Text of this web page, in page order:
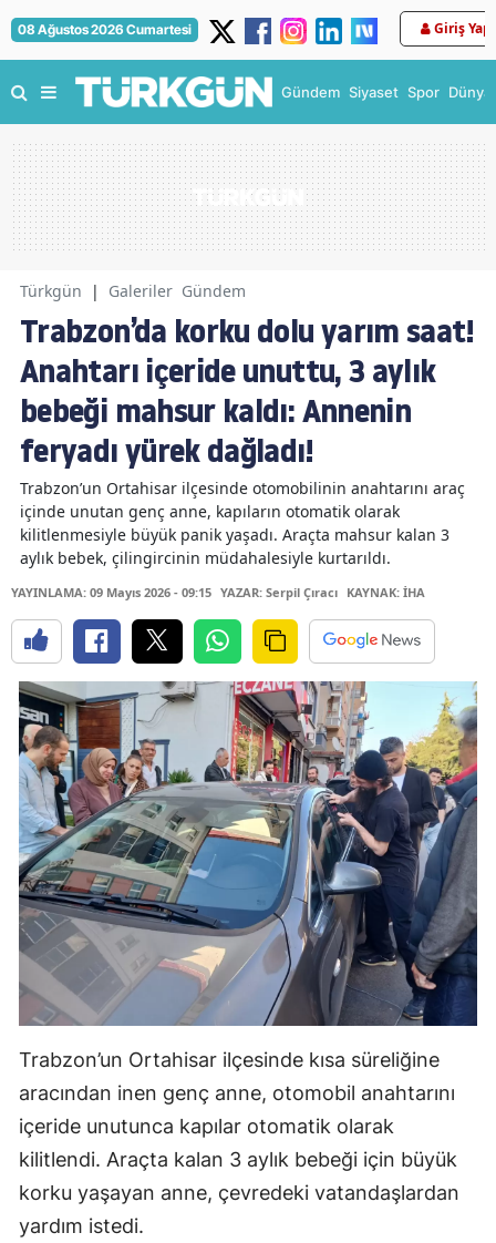
08 Ağustos 2026 Cumartesi Giriş Yap
Gündem Siyaset Spor Dünya
Türkgün | Galeriler Gündem
Trabzon’da korku dolu yarım saat!
Anahtarı içeride unuttu, 3 aylık
bebeği mahsur kaldı: Annenin
feryadı yürek dağladı!
Trabzon’un Ortahisar ilçesinde otomobilinin anahtarını araç
içinde unutan genç anne, kapıların otomatik olarak
kilitlenmesiyle büyük panik yaşadı. Araçta mahsur kalan 3
aylık bebek, çilingircinin müdahalesiyle kurtarıldı.
YAYINLAMA: 09 Mayıs 2026 - 09:15 YAZAR: Serpil Çıracı KAYNAK: İHA
Trabzon’un Ortahisar ilçesinde kısa süreliğine
aracından inen genç anne, otomobil anahtarını
içeride unutunca kapılar otomatik olarak
kilitlendi. Araçta kalan 3 aylık bebeği için büyük
korku yaşayan anne, çevredeki vatandaşlardan
yardım istedi.